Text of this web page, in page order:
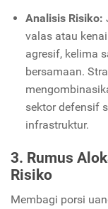
Analisis Risiko:
valas atau
agresif,kelima
bersamaan.
sektor defensif
infrastruktur.
3. Rumus
Risiko
Membagi porsi